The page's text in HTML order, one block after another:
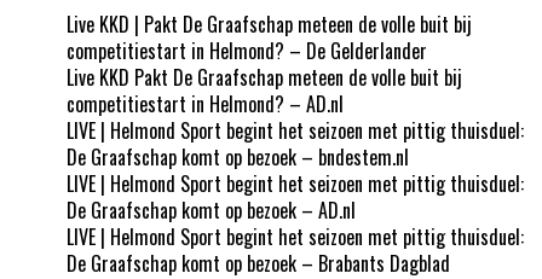
Live KKD | Pakt De Graafschap meteen de volle buit bij
competitiestart in Helmond? – De Gelderlander
Live KKD Pakt De Graafschap meteen de volle buit bij
competitiestart in Helmond? – AD.nl
LIVE | Helmond Sport begint het seizoen met pittig thuisduel:
De Graafschap komt op bezoek – bndestem.nl
LIVE | Helmond Sport begint het seizoen met pittig thuisduel:
De Graafschap komt op bezoek – AD.nl
LIVE | Helmond Sport begint het seizoen met pittig thuisduel:
De Graafschap komt op bezoek – Brabants Dagblad